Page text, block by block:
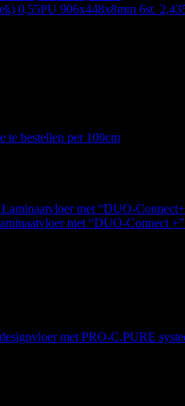
0,55PU 906x448x8mm 6st.
te bestellen per 100cm
met “DUO-
met “DUO-Connect +”
met PRO-C.PURE